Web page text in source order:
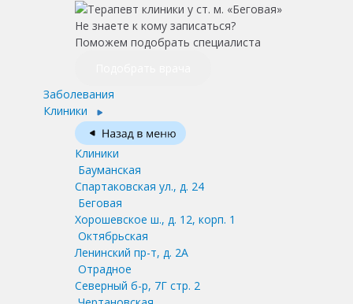
Не знаете к кому записаться?
Поможем подобрать специалиста
Заболевания
Клиники
Клиники
Бауманская
Спартаковская ул., д. 24
Беговая
Хорошевское ш., д. 12, корп. 1
Октябрьская
Ленинский пр-т, д. 2А
Отрадное
Северный б-р, 7Г стр. 2